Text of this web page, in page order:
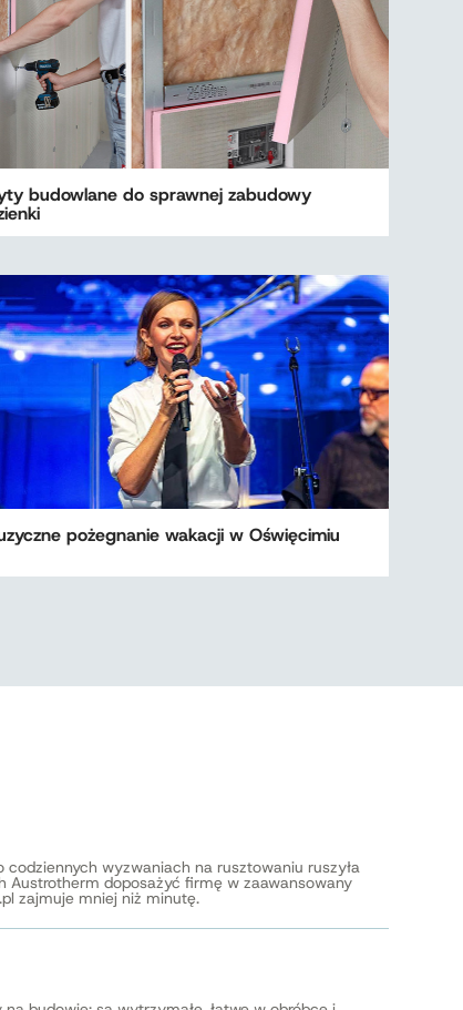
budowlane do sprawnej zabudowy
pożegnanie wakacji w Oświęcimiu
wyzwaniach na rusztowaniu ruszyła
Austrotherm doposażyć firmę w zaawansowany
zajmuje mniej niż minutę.